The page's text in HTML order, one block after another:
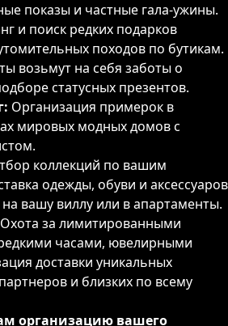
показы и частные гала-ужины.
и поиск редких подарков
походов по бутикам.
возьмут на себя заботы о
статусных презентов.
Организация примерок в
мировых модных домов с
коллекций по вашим
одежды, обуви и аксессуаров
вашу виллу или в апартаменты.
Охота за лимитированными
часами, ювелирными
доставки уникальных
и близких по всему
организацию вашего